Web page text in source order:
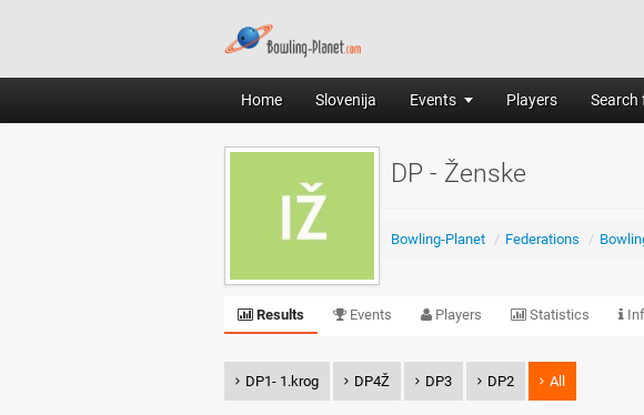
Home Slovenija Events Players Search
DP - Ženske
Bowling-Planet / Federations /
Results Events Players Statistics
DP1- 1.krog DP4Ž DP3 DP2 All